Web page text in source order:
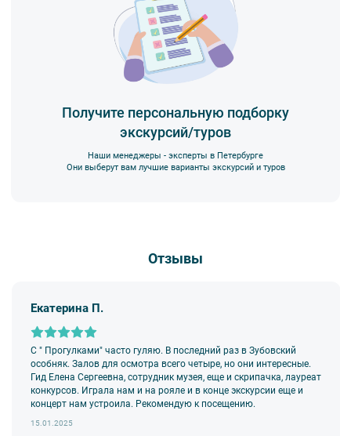
Получите персональную подборку
экскурсий/туров
Наши менеджеры - эксперты в Петербурге
Они выберут вам лучшие варианты экскурсий и туров
Отзывы
Екатерина П.
С " Прогулками" часто гуляю. В последний раз в Зубовский
особняк. Залов для осмотра всего четыре, но они интересные.
Гид Елена Сергеевна, сотрудник музея, еще и скрипачка, лауреат
конкурсов. Играла нам и на рояле и в конце экскурсии еще и
концерт нам устроила. Рекомендую к посещению.
15.01.2025